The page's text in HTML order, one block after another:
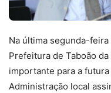
Na última segunda-
Prefeitura de Taboão
importante para a
Administração local